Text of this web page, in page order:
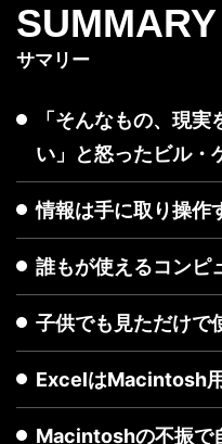
SUMMARY
サマリー
「そんなもの、現
い」と怒ったビル・
情報は手に取り操作
誰もが使えるコンピ
子供でも見ただけで
ExcelはMacintosh
Macintoshの不振で